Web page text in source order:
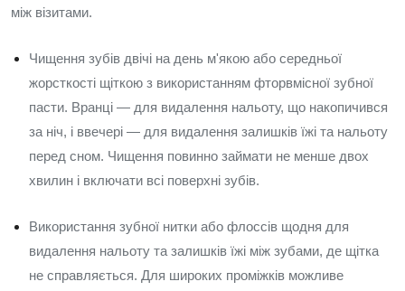
між візитами.
Чищення зубів двічі на день м'якою або середньої
жорсткості щіткою з використанням фторвмісної зубної
пасти. Вранці — для видалення нальоту, що накопичився
за ніч, і ввечері — для видалення залишків їжі та нальоту
перед сном. Чищення повинно займати не менше двох
хвилин і включати всі поверхні зубів.
Використання зубної нитки або флоссів щодня для
видалення нальоту та залишків їжі між зубами, де щітка
не справляється. Для широких проміжків можливе